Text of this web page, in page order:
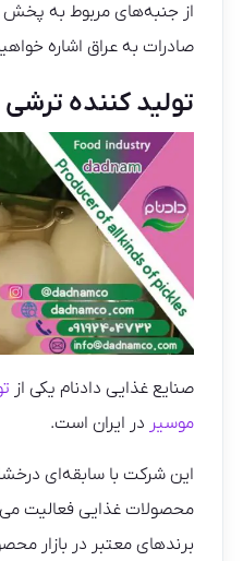
از جنبه‌های مربوط به
صادرات به عراق اشاره
تولید کننده
صنایع غذایی دادنام یکی از
موسیر در ایران است.
این شرکت با سابقه‌ای
محصولات غذایی فعالیت
برندهای معتبر در بازار